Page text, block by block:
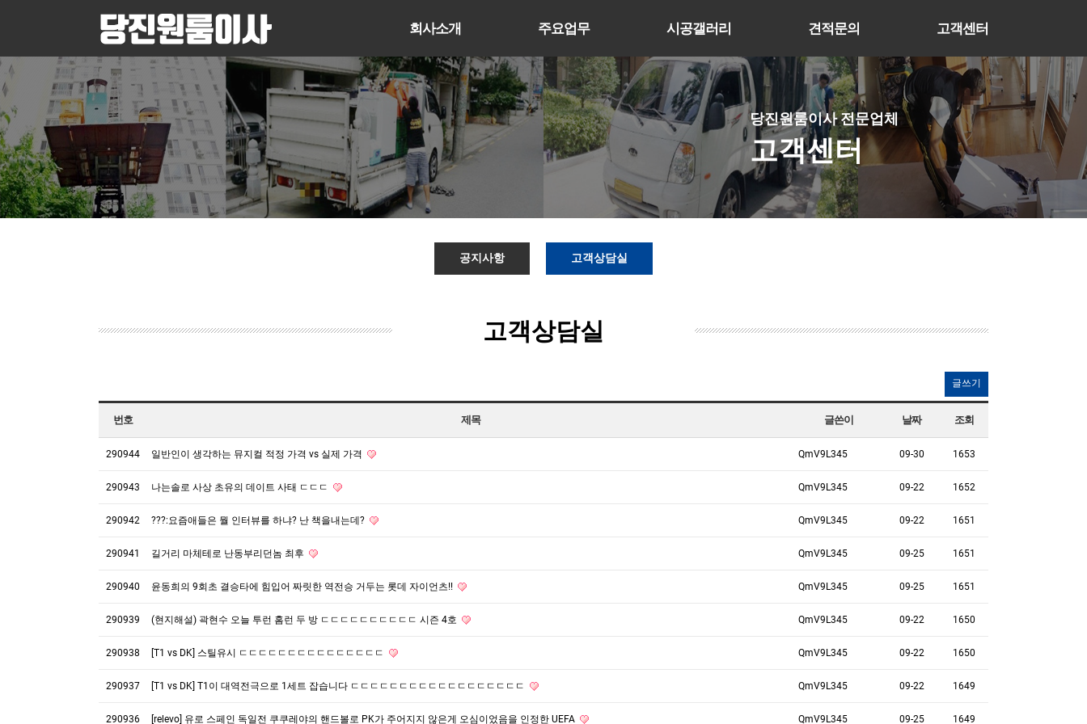
회사소개 주요업무 시공갤러리 견적문의 고객센터
당진원룸이사 전문업체
고객센터
공지사항 고객상담실
고객상담실
글쓰기
번호 제목 글쓴이 날짜 조회
290944 일반인이 생각하는 뮤지컬 적정 가격 vs 실제 가격 QmV9L345 09-30 1653
290943 나는솔로 사상 초유의 데이트 사태 ㄷㄷㄷ QmV9L345 09-22 1652
290942 ???:요즘애들은 뭘 인터뷰를 하냐? 난 책을내는데? QmV9L345 09-22 1651
290941 길거리 마체테로 난동부리던놈 최후 QmV9L345 09-25 1651
290940 윤동희의 9회초 결승타에 힘입어 짜릿한 역전승 거두는 롯데 자이언츠!! QmV9L345 09-25 1651
290939 (현지해설) 곽현수 오늘 투런 홈런 두 방 ㄷㄷㄷㄷㄷㄷㄷㄷㄷㄷ 시즌 4호 QmV9L345 09-22 1650
290938 [T1 vs DK] 스틸유시 ㄷㄷㄷㄷㄷㄷㄷㄷㄷㄷㄷㄷㄷㄷㄷ QmV9L345 09-22 1650
290937 [T1 vs DK] T1이 대역전극으로 1세트 잡습니다 ㄷㄷㄷㄷㄷㄷㄷㄷㄷㄷㄷㄷㄷㄷㄷㄷㄷㄷ QmV9L345 09-22 1649
290936 [relevo] 유로 스페인 독일전 쿠쿠레야의 핸드볼로 PK가 주어지지 않은게 오심이었음을 인정한 UEFA QmV9L345 09-25 1649